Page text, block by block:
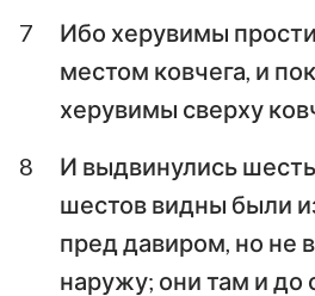
7
Ибо херувимы
местом ковчега, и
херувимы сверху
8
И выдвинулись
шестов видны были
пред давиром, но не
наружу; они там и до